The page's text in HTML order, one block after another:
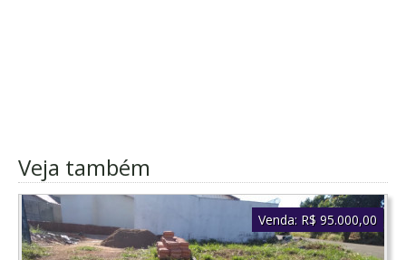
Veja também
Venda: R$ 95.000,00